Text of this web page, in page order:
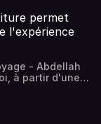
sans limite,
permet
l'expérience
à partir d'une
le
son écriture